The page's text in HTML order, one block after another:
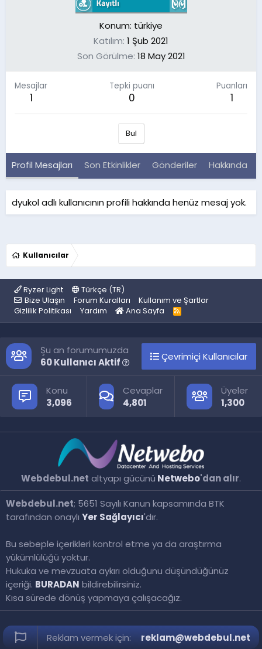
Konum: türkiye
Katılım 1 Şub 2021
Son Görülme 18 May 2021
Mesajlar
1
Tepki puanı
0
Puanları
1
Bul
Profil Mesajları Son Etkinlikler Gönderiler Hakkında
dyukol adlı kullanıcının profili hakkında henüz mesaj yok.
Kullanıcılar
Ryzer Light
Türkçe (TR)
Bize Ulaşın
Forum Kuralları
Kullanım ve Şartlar
Gizlilik Politikası
Yardım Ana Sayfa
R
S
Şu an forumumuzda
60 Kullanıcı Aktif
Çevrimiçi Kullanıcılar
Konu
3,096
Cevaplar
4,801
Üyeler
1,300
Webdebul.net; 5651 Sayılı Kanun kapsamında BTK
tarafından onaylı Yer Sağlayıcı'dır.
Bu sebeple içerikleri kontrol etme ya da araştırma
yükümlülüğü yoktur.
Hukuka ve mevzuata aykırı olduğunu düşündüğünüz
içeriği. BURADAN bildirebilirsiniz.
Kısa sürede dönüş yapmaya çalışacağız.
Webdebul.net altyapı gücünü Netwebo'dan alır.
Reklam vermek için: reklam@webdebul.net